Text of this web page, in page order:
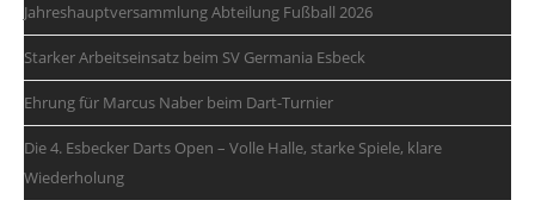
Jahreshauptversammlung Abteilung Fußball 2026
Starker Arbeitseinsatz beim SV Germania Esbeck
Ehrung für Marcus Naber beim Dart-Turnier
Die 4. Esbecker Darts Open – Volle Halle, starke Spiele, klare
Wiederholung